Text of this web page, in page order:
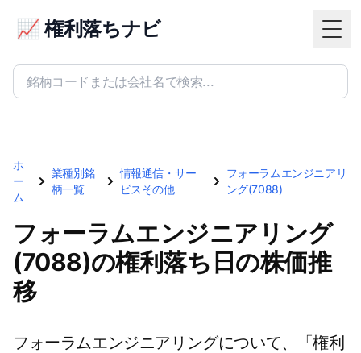
📈 権利落ちナビ
ホ
ー
ム
業種別銘
柄一覧
情報通信・サー
ビスその他
フォーラムエンジニアリ
ング(7088)
フォーラムエンジニアリング
(7088)の権利落ち日の株価推
移
フォーラムエンジニアリングについて、「権利